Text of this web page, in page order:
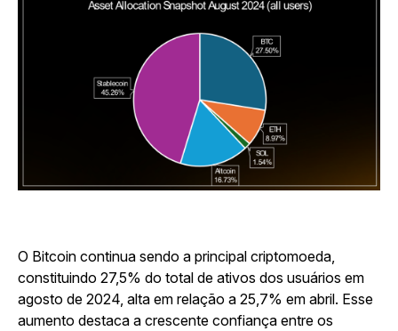
O Bitcoin continua sendo a principal criptomoeda,
constituindo 27,5% do total de ativos dos usuários em
agosto de 2024, alta em relação a 25,7% em abril. Esse
aumento destaca a crescente confiança entre os